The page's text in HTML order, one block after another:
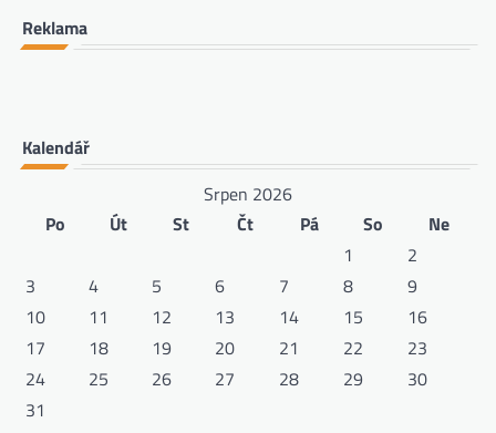
Reklama
Kalendář
Srpen 2026
Po
Út St Čt Pá So
Ne
1
2
3
4 5 6 7 8
9
10
11 12 13 14 15
16
17
18 19 20 21 22
23
24
25 26 27 28 29
30
31